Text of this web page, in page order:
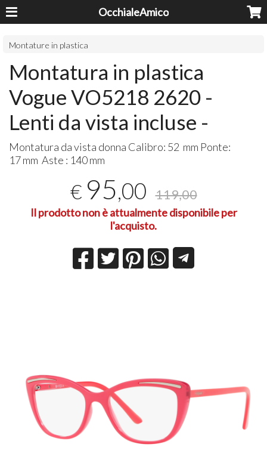
OcchialeAmico
Montature in plastica
Montatura in plastica
Vogue VO5218 2620 -
Lenti da vista incluse -
Montatura da vista donna Calibro: 52 mm Ponte:
17 mm Aste : 140 mm
€ 95,00 119,00
Il prodotto non è attualmente disponibile per
l'acquisto.